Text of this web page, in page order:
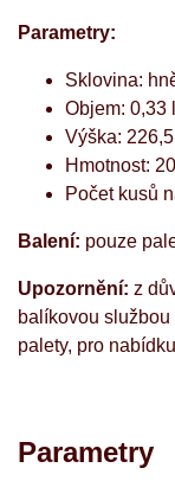
Parametry:
Sklovina:
Objem: 0,33 l
Výška:
Hmotnost:
Počet kusů
Balení: pouze
Upozornění: z
balíkovou
palety, pro
Parametry